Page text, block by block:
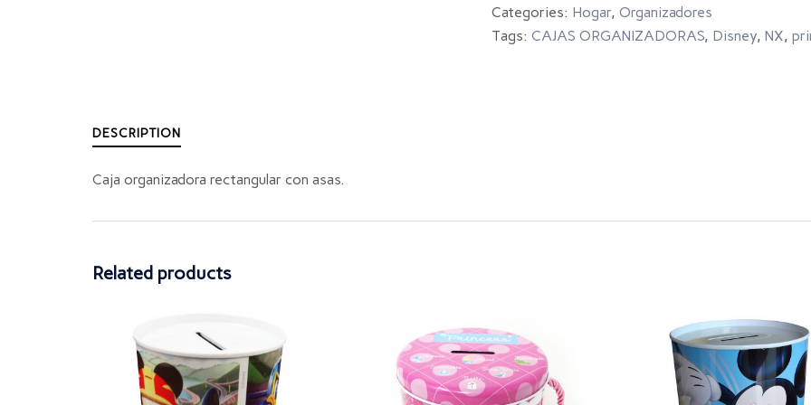
Categories: Hogar, Organizadores
Tags: CAJAS ORGANIZADORAS, Disney, NX,
DESCRIPTION
Caja organizadora rectangular con asas.
Related products